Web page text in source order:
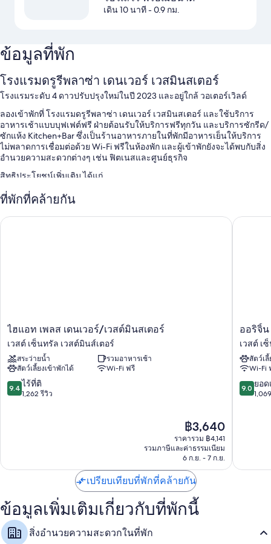
เดิน 10 นาที- 0.9 กม.
ข้อมูลที่พัก
โรงแรมดรูรีพลาซ่า เดนเวอร์ เวสมินสเตอร์
โรงแรมระดับ 4 ดาวปรับปรุงใหม่ในปี 2023 และอยู่ใกล้ วอเตอร์เวิลด์
ลองเข้าพักที่ โรงแรมดรูรีพลาซ่า เดนเวอร์ เวสมินสเตอร์ และใช้บริการ
อาหารเช้าแบบบุฟเฟต์ฟรี ฝ่ายต้อนรับให้บริการฟรีทุกวัน และบริการซักรีด/
ซักแห้ง Kitchen+Bar ซึ่งเป็นร้านอาหารภายในที่พักมีอาหารเย็นให้บริการ
ไม่พลาดการเชื่อมต่อด้วย Wi-Fi ฟรีในห้องพัก และผู้เข้าพักยังจะได้พบกับสิ่ง
อำนวยความสะดวกต่างๆ เช่น ฟิตเนสและศูนย์ธุรกิจ
สิทธิประโยชน์เพิ่มเติม ได้แก่
สระว่ายน้ำในร่มและสระว่ายน้ำกลางแจ้ง
แล็ปท็อป และเครื่องปรับอากาศ พร้อมด้วยสิ่งอำนวยความสะดวกอย่าง
บริการ Wi-Fi ฟรี ผู้เข้าพักต่างรีวิวว่าชื่นชอบห้องพักที่สะอาดและสบายของ
ที่พักแห่งนี้
สิ่งอำนวยความสะดวกอื่นๆ ได้แก่
เตียงเสริม (คิดค่าบริการ)และเปล/เตียงเด็กอ่อนฟรี
ฝักบัวในอ่างอาบน้ำ, ของใช้ในห้องน้ำฟรี และไดร์เป่าผม
ที่พักที่คล้ายกัน
ไฮ
แอท
เพลส
เดนเวอร์/
เวสต์
มินส
เตอร์
ไฮแอท เพลส เดนเวอร์/เวสต์มินสเตอร์
เวสต์ เซ็นทรัล เวสต์มินส์เตอร์
สระว่ายน้ำ
รวมอาหารเช้า
สัตว์เลี้ยงเข้าพักได้
Wi-Fi ฟรี
9.4
จาก
9.4 ไร้ที่ติ
1,262 รีวิว
ราคา
ปัจจุบัน
คือ
฿3,640
฿3,640
ราคารวม ฿4,141
รวมภาษีและค่าธรรมเนียม
6 ก.ย. - 7 ก.ย.
ไฮแอท เพลส เดนเวอร์/เวสต์มินสเตอร์
ออ
จิ้น
วิ
สต์
มินส
เตอร์
เซ็นทรัล
ออริจิ้
เวสต์ เ
สัตว์เ
Wi-Fi
9.0
จาก
9.0 ยอด
ออริจิ้น
เปรียบเทียบที่พักที่คล้ายกัน
ข้อมูลเพิ่มเติมเกี่ยวกับที่พักนี้
สิ่งอำนวยความสะดวกในที่พัก